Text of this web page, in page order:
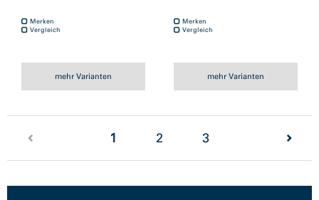
Merken
Vergleich
mehr Varianten
Merken
Vergleich
mehr Varianten
1 (current)
2 3